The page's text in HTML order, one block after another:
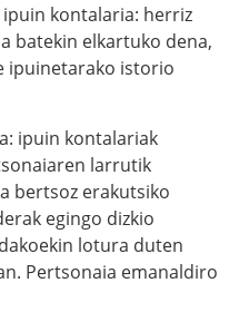
kontalaria: herriz
batekin elkartuko dena,
ipuinetarako istorio
ipuin kontalariak
larrutik
bertsoz erakutsiko
egingo dizkio
lotura duten
Pertsonaia emanaldiro